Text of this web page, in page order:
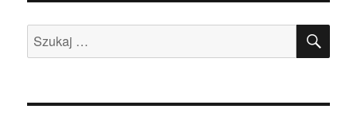
Szukaj: